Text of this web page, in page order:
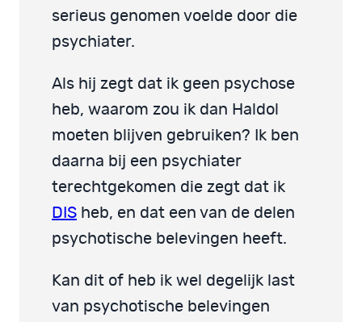
serieus genomen voelde door die
psychiater.
Als hij zegt dat ik geen psychose
heb, waarom zou ik dan Haldol
moeten blijven gebruiken? Ik ben
daarna bij een psychiater
terechtgekomen die zegt dat ik
DIS heb, en dat een van de delen
psychotische belevingen heeft.
Kan dit of heb ik wel degelijk last
van psychotische belevingen